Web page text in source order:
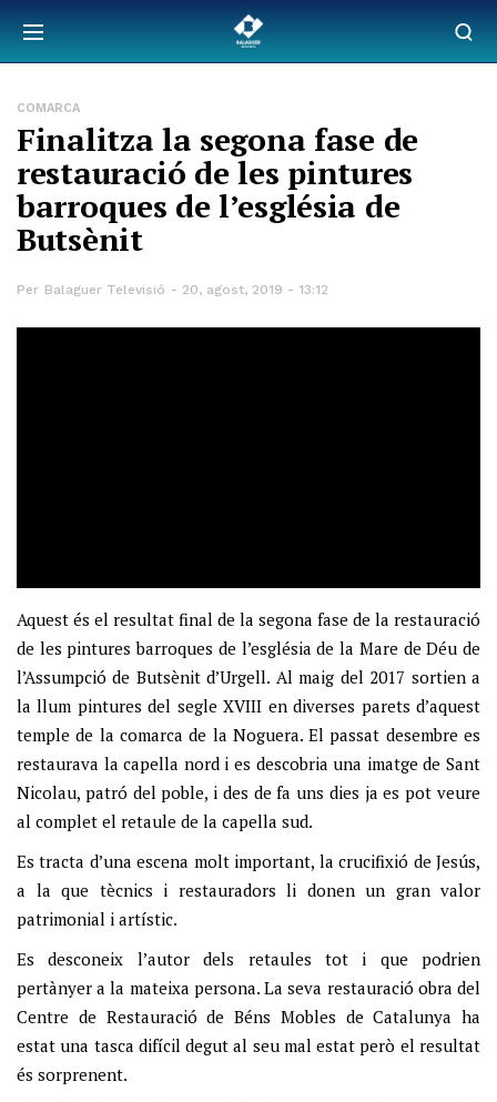
COMARCA
Finalitza la segona fase de
restauració de les pintures
barroques de l’església de
Butsènit
Per Balaguer Televisió 20, agost, 2019 - 13:12
Aquest és el resultat final de la segona fase de la restauració
de les pintures barroques de l’església de la Mare de Déu de
l’Assumpció de Butsènit d’Urgell. Al maig del 2017 sortien a
la llum pintures del segle XVIII en diverses parets d’aquest
temple de la comarca de la Noguera. El passat desembre es
restaurava la capella nord i es descobria una imatge de Sant
Nicolau, patró del poble, i des de fa uns dies ja es pot veure
al complet el retaule de la capella sud.
Es tracta d’una escena molt important, la crucifixió de Jesús,
a la que tècnics i restauradors li donen un gran valor
patrimonial i artístic.
Es desconeix l’autor dels retaules tot i que podrien
pertànyer a la mateixa persona. La seva restauració obra del
Centre de Restauració de Béns Mobles de Catalunya ha
estat una tasca difícil degut al seu mal estat però el resultat
és sorprenent.